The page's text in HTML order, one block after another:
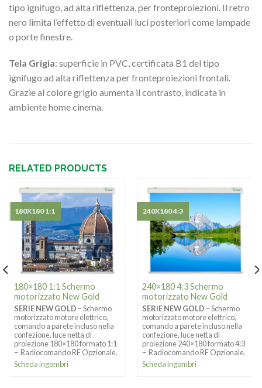
tipo ignifugo, ad alta riflettenza, per fronteproiezioni. Il retro
nero limita l’effetto di eventuali luci posteriori come lampade
o porte finestre.
Tela Grigia: superficie in PVC, certificata B1 del tipo
ignifugo ad alta riflettenza per fronteproiezioni frontali.
Grazie al colore grigio aumenta il contrasto, indicata in
ambiente home cinema.
RELATED PRODUCTS
180×180 1:1 Schermo
motorizzato New Gold
SERIE NEW GOLD – Schermo
motorizzato motore elettrico,
comando a parete incluso nella
confezione, luce netta di
proiezione 180×180 formato 1:1
– Radiocomando RF Opzionale.
Scheda ingombri
180X180 1:1
240×180 4:3 Schermo
motorizzato New Gold
SERIE NEW GOLD – Schermo
motorizzato motore elettrico,
comando a parete incluso nella
confezione, luce netta di
proiezione 240×180 formato 4:3
– Radiocomando RF Opzionale.
Scheda ingombri
240X180 4:3